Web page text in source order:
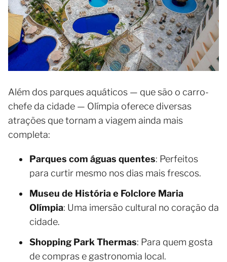
Além dos parques aquáticos — que são o carro-
chefe da cidade — Olímpia oferece diversas
atrações que tornam a viagem ainda mais
completa:
Parques com águas quentes: Perfeitos
para curtir mesmo nos dias mais frescos.
Museu de História e Folclore Maria
Olímpia: Uma imersão cultural no coração da
cidade.
Shopping Park Thermas: Para quem gosta
de compras e gastronomia local.